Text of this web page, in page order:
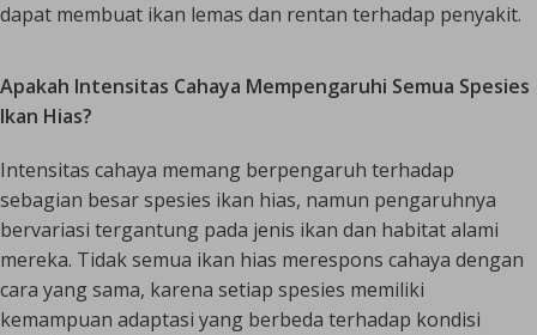
dapat membuat ikan lemas dan rentan terhadap penyakit.
Apakah Intensitas Cahaya Mempengaruhi Semua Spesies
Ikan Hias?
Intensitas cahaya memang berpengaruh terhadap
sebagian besar spesies ikan hias, namun pengaruhnya
bervariasi tergantung pada jenis ikan dan habitat alami
mereka. Tidak semua ikan hias merespons cahaya dengan
cara yang sama, karena setiap spesies memiliki
kemampuan adaptasi yang berbeda terhadap kondisi